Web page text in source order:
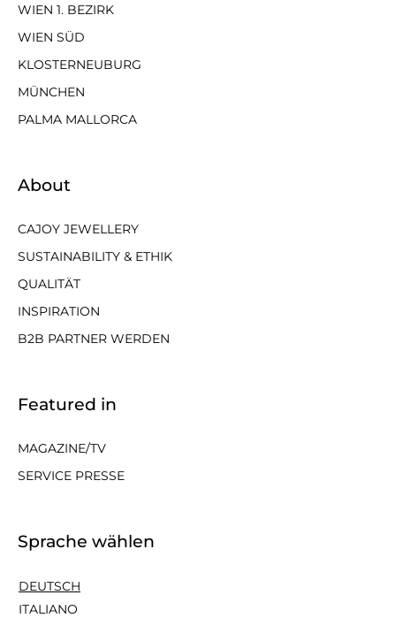
WIEN 1. BEZIRK
WIEN SÜD
KLOSTERNEUBURG
MÜNCHEN
PALMA MALLORCA
About
CAJOY JEWELLERY
SUSTAINABILITY & ETHIK
QUALITÄT
INSPIRATION
B2B PARTNER WERDEN
Featured in
MAGAZINE/TV
SERVICE PRESSE
Sprache wählen
DEUTSCH
ITALIANO